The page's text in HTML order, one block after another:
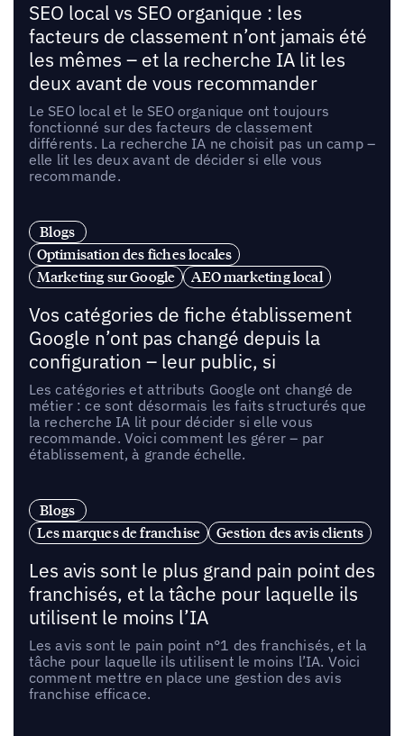
SEO local vs SEO organique : les
facteurs de classement n’ont jamais été
les mêmes – et la recherche IA lit les
deux avant de vous recommander
Le SEO local et le SEO organique ont toujours
fonctionné sur des facteurs de classement
différents. La recherche IA ne choisit pas un camp –
elle lit les deux avant de décider si elle vous
recommande.
Blogs
Optimisation des fiches locales
Marketing sur Google
AEO marketing local
Vos catégories de fiche établissement
Google n’ont pas changé depuis la
configuration – leur public, si
Les catégories et attributs Google ont changé de
métier : ce sont désormais les faits structurés que
la recherche IA lit pour décider si elle vous
recommande. Voici comment les gérer – par
établissement, à grande échelle.
Blogs
Les marques de franchise
Gestion des avis clients
Les avis sont le plus grand pain point des
franchisés, et la tâche pour laquelle ils
utilisent le moins l’IA
Les avis sont le pain point n°1 des franchisés, et la
tâche pour laquelle ils utilisent le moins l’IA. Voici
comment mettre en place une gestion des avis
franchise efficace.